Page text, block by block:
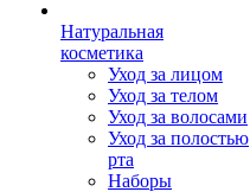
Натуральная
косметика
Уход за лицом
Уход за телом
Уход за волосами
Уход за полостью
рта
Наборы